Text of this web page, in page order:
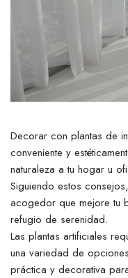
Decorar con plantas de
conveniente y
naturaleza a tu hogar u
Siguiendo estos
acogedor que mejore tu
refugio de serenidad.
Las plantas artificiales
una variedad de
práctica y decorativa